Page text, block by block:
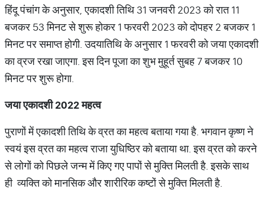
हिंदू पंचांग के अनुसार, एकादशी तिथि 31 जनवरी 2023 को रात 11
बजकर 53 मिनट से शुरू होकर 1 फरवरी 2023 को दोपहर 2 बजकर 1
मिनट पर समाप्त होगी. उदयातिथि के अनुसार 1 फरवरी को जया एकादशी
का व्रज रखा जाएगा. इस दिन पूजा का शुभ मुहूर्त सुबह 7 बजकर 10
मिनट पर शुरू होगा.
जया एकादशी 2022 महत्व
पुराणों में एकादशी तिथि के व्रत का महत्व बताया गया है. भगवान कृष्ण ने
स्वयं इस व्रत का महत्व राजा युधिष्ठिर को बताया था. इस व्रत को करने
से लोगों को पिछले जन्म में किए गए पापों से मुक्ति मिलती है. इसके साथ
ही व्यक्ति को मानसिक और शारीरिक कष्टों से मुक्ति मिलती है.